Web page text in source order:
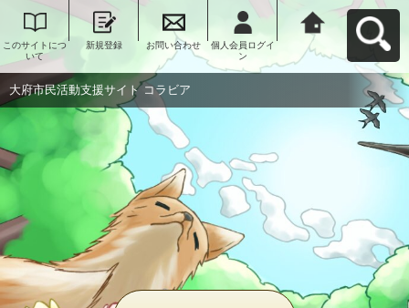
このサイトにつ
いて
新規登録 お問い合わせ
個人会員ログイ
ン
大府市民活動支
援サイト コラビ
アへ戻る
大府市民活動支援サイト コラビア